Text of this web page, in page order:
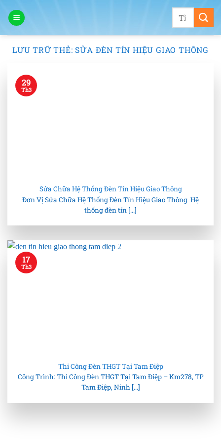
qua
Tìm
LƯU TRỮ THẺ: SỬA ĐÈN TÍN HIỆU GIAO THÔNG
Sửa Chữa Hệ Thống Đèn Tín Hiệu Giao Thông
Đơn Vị Sửa Chữa Hệ Thống Đèn Tín Hiệu Giao Thông Hệ
thống đèn tín [...]
29
Th3
Thi Công Đèn THGT Tại Tam Điệp
Công Trình: Thi Công Đèn THGT Tại Tam Điệp – Km278, TP
Tam Điệp, Ninh [...]
17
Th3